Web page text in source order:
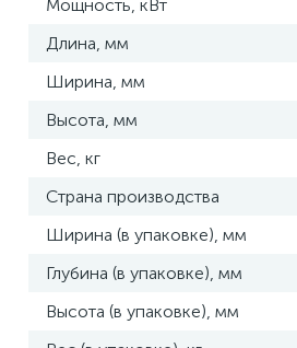
Мощность, кВт
Длина, мм
Ширина, мм
Высота, мм
Вес, кг
Страна производства
Ширина (в упаковке), мм
Глубина (в упаковке), мм
Высота (в упаковке), мм